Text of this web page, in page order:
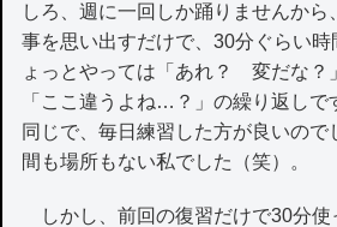
しろ、週に一回しか踊りませんから
事を思い出すだけで、30分ぐらい時
ょっとやっては「あれ？ 変だな
「ここ違うよね…？」の繰り返しで
同じで、毎日練習した方が良いので
間も場所もない私でした（笑）。
しかし、前回の復習だけで30分使